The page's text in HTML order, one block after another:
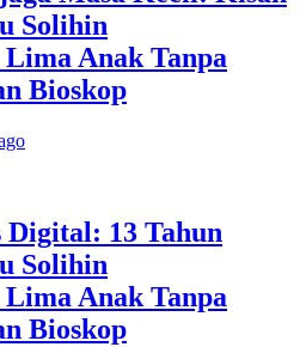
Solihin
Anak Tanpa
Bioskop
13 Tahun
Solihin
Anak Tanpa
Bioskop